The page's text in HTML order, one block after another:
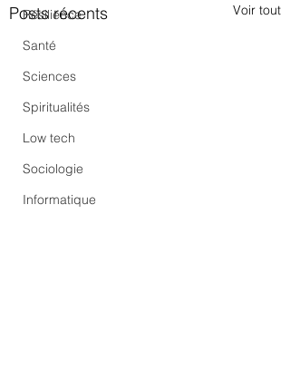
Résilience
Santé
Sciences
Spiritualités
Low tech
Sociologie
Informatique
Posts récents Voir tout